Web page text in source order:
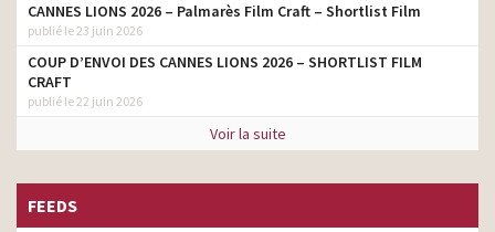
CANNES LIONS 2026 – Palmarès Film Craft – Shortlist Film
publié le 23 juin 2026
COUP D’ENVOI DES CANNES LIONS 2026 – SHORTLIST FILM
CRAFT
publié le 22 juin 2026
Voir la suite
FEEDS